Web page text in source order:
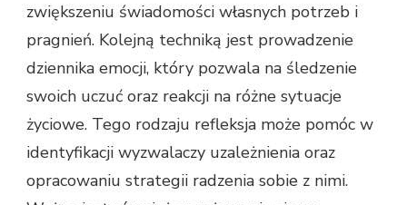
zwiększeniu świadomości własnych potrzeb i
pragnień. Kolejną techniką jest prowadzenie
dziennika emocji, który pozwala na śledzenie
swoich uczuć oraz reakcji na różne sytuacje
życiowe. Tego rodzaju refleksja może pomóc w
identyfikacji wyzwalaczy uzależnienia oraz
opracowaniu strategii radzenia sobie z nimi.